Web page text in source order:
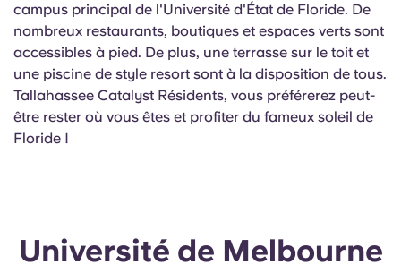
campus principal de l'Université d'État de Floride. De
nombreux restaurants, boutiques et espaces verts sont
accessibles à pied. De plus, une terrasse sur le toit et
une piscine de style resort sont à la disposition de tous.
Tallahassee Catalyst Résidents, vous préférerez peut-
être rester où vous êtes et profiter du fameux soleil de
Floride !
Université de Melbourne